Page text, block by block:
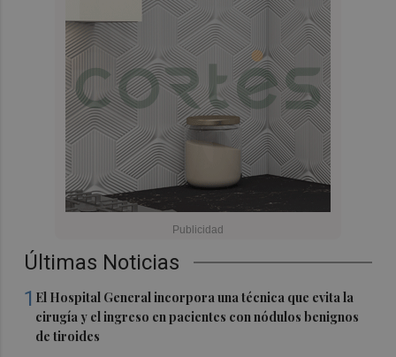
Últimas Noticias
1 El Hospital General incorpora una técnica que evita la
cirugía y el ingreso en pacientes con nódulos benignos
de tiroides